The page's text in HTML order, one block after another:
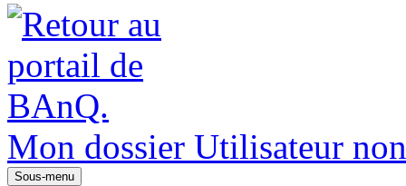
Mon dossier Utilisateur
Sous-menu